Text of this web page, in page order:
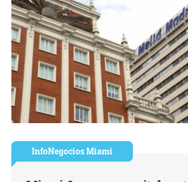
InfoNegocios Miami